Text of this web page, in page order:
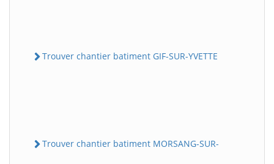
Trouver chantier batiment GIF-SUR-YVETTE
Trouver chantier batiment MORSANG-SUR-